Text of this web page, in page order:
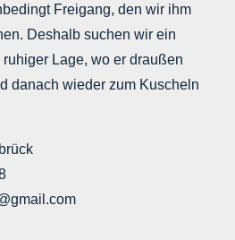
Freigang, den wir ihm
Deshalb suchen wir ein
Lage, wo er draußen
danach wieder zum Kuscheln